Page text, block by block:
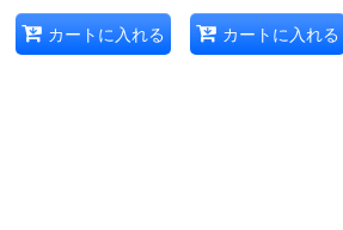
カートに入れる カートに入れる